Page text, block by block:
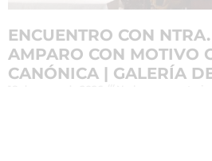
ENCUENTRO CON
AMPARO CON MOTIVO
CANÓNICA | GALERÍA